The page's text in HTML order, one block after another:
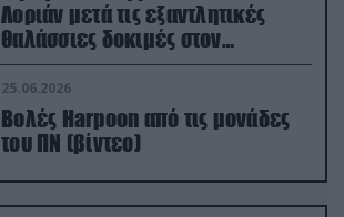
Λοριάν μετά τις εξαντλητικές
θαλάσσιες δοκιμές στον
απαιτητικό Βισκαϊκό
25.06.2026
Βολές Harpoon από τις μονάδες
του ΠΝ (βίντεο)